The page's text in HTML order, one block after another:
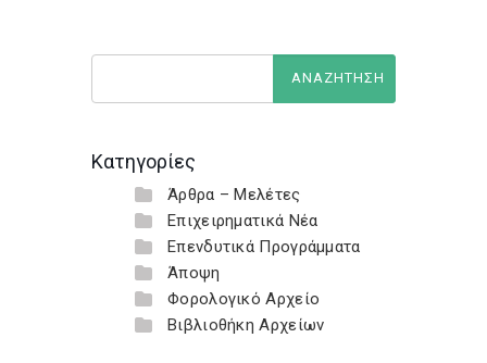
Κατηγορίες
Άρθρα – Μελέτες
Επιχειρηματικά Νέα
Επενδυτικά Προγράμματα
Άποψη
Φορολογικό Αρχείο
Βιβλιοθήκη Αρχείων